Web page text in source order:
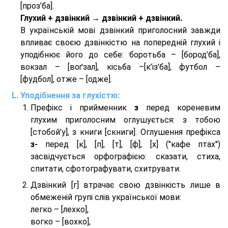
[проз’ба].
Глухий + дзвінкий → дзвінкий + дзвінкий.
В українській мові дзвінкий приголосний завжди
впливає своєю дзвінкістю на попередній глухий і
уподібнює його до себе: боротьба – [бород’ба],
вокзал – [воґзал], кісьба –[к’із’ба], футбол –
[фудбол], отже – [одже].
Уподібнення за глухістю:
Префікс і прийменник з перед кореневим
глухим приголосним оглушується: з тобою
[стобой’у], з книги [скниги]. Оглушення префікса
з- перед [к], [п], [т], [ф], [х] ("кафе птах")
засвідчується орфографією: сказати, стиха,
спитати, сфотографувати, схитрувати.
Дзвінкий [г] втрачає свою дзвінкість лише в
обмеженій групі слів української мови:
легко – [лехко],
вогко – [вохко],